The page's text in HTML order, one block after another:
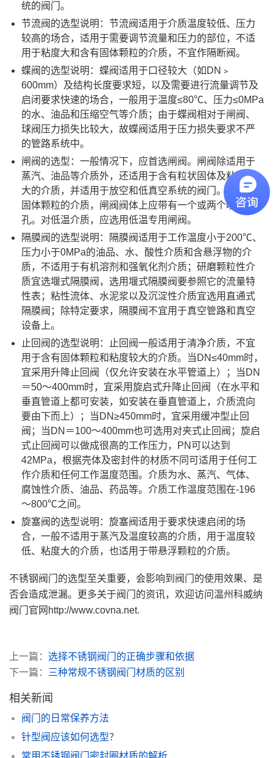
统的阀门。
节流阀的选型说明：节流阀适用于介质温度较低、压力
较高的场合，适用于需要调节流量和压力的部位，不适
用于粘度大和含有固体颗粒的介质，不宜作隔断阀。
蝶阀的选型说明：蝶阀适用于口径较大（如DN﹥
600mm）及结构长度要求短，以及需要进行流量调节及
启闭要求快速的场合，一般用于温度≤80℃、压力≤0MPa
的水、油品和压缩空气等介质；由于蝶阀相对于闸阀、
球阀压力损失比较大，故蝶阀适用于压力损失要求不严
的管路系统中。
闸阀的选型：一般情况下，应首选闸阀。闸阀除适用于
蒸汽、油品等介质外，还适用于含有粒状固体及粘度较
大的介质，并适用于放空和低真空系统的阀门。对带有
固体颗粒的介质，闸阀阀体上应带有一个或两个吹扫
孔。对低温介质，应选用低温专用闸阀。
隔膜阀的选型说明：隔膜阀适用于工作温度小于200℃、
压力小于0MPa的油品、水、酸性介质和含悬浮物的介
质，不适用于有机溶剂和强氧化剂介质；研磨颗粒性介
质宜选堰式隔膜阀，选用堰式隔膜阀要参照它的流量特
性表；粘性流体、水泥浆以及沉淀性介质宜选用直通式
隔膜阀；除特定要求，隔膜阀不宜用于真空管路和真空
设备上。
止回阀的选型说明：止回阀一般适用于清净介质，不宜
用于含有固体颗粒和粘度较大的介质。当DN≤40mm时，
宜采用升降止回阀（仅允许安装在水平管道上）；当DN
＝50～400mm时，宜采用旋启式升降止回阀（在水平和
垂直管道上都可安装，如安装在垂直管道上，介质流向
要由下而上）；当DN≥450mm时，宜采用缓冲型止回
阀；当DN＝100～400mm也可选用对夹式止回阀；旋启
式止回阀可以做成很高的工作压力，PN可以达到
42MPa，根据壳体及密封件的材质不同可适用于任何工
作介质和任何工作温度范围。介质为水、蒸汽、气体、
腐蚀性介质、油品、药品等。介质工作温度范围在-196
～800℃之间。
旋塞阀的选型说明：旋塞阀适用于要求快速启闭的场
合，一般不适用于蒸汽及温度较高的介质，用于温度较
低、粘度大的介质，也适用于带悬浮颗粒的介质。
不锈钢阀门的选型至关重要，会影响到阀门的使用效果、是
否会造成泄漏。更多关于阀门的资讯，欢迎访问温州科威纳
阀门官网http://www.covna.net.
上一篇： 选择不锈钢阀门的正确步骤和依据
下一篇：
三种常规不锈钢阀门材质的区别
相关新闻
阀门的日常保养方法
针型阀应该如何选型？